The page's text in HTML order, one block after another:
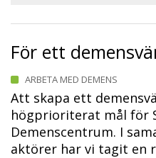
För ett
ARBETA MED DEMENS
Att skapa ett
högprioriterat mål för
Demenscentrum. I
aktörer har vi tagit en